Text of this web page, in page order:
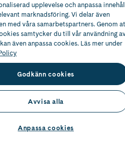
upplevelse och anpassa
marknadsföring. Vi delar även
med våra samarbetspartners. Genom
samtycker du till vår användning
även anpassa cookies. Läs mer under
Godkänn cookies
Avvisa alla
Anpassa cookies